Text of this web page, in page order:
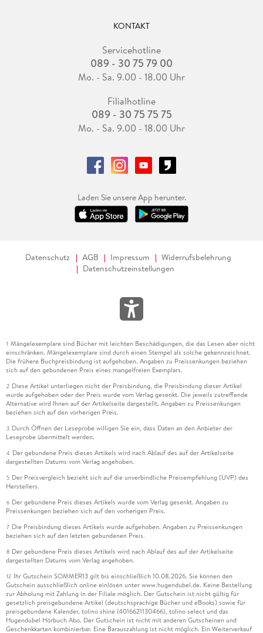
KONTAKT
Servicehotline
089 - 30 75 79 00
Mo. - Sa. 9.00 - 18.00 Uhr
Filialhotline
089 - 30 75 75 75
Mo. - Sa. 9.00 - 18.00 Uhr
Laden Sie unsere App herunter.
Datenschutz AGB Impressum
Widerrufsbelehrung
Datenschutzeinstellungen
1 Mängelexemplare sind Bücher mit leichten Beschädigungen, die das Lesen aber nicht
einschränken. Mängelexemplare sind durch einen Stempel als solche gekennzeichnet.
Die frühere Buchpreisbindung ist aufgehoben. Angaben zu Preissenkungen beziehen
sich auf den gebundenen Preis eines mangelfreien Exemplars.
2 Diese Artikel unterliegen nicht der Preisbindung, die Preisbindung dieser Artikel
wurde aufgehoben oder der Preis wurde vom Verlag gesenkt. Die jeweils zutreffende
Alternative wird Ihnen auf der Artikelseite dargestellt. Angaben zu Preissenkungen
beziehen sich auf den vorherigen Preis.
3 Durch Öffnen der Leseprobe willigen Sie ein, dass Daten an den Anbieter der
Leseprobe übermittelt werden.
4 Der gebundene Preis dieses Artikels wird nach Ablauf des auf der Artikelseite
dargestellten Datums vom Verlag angehoben.
5 Der Preisvergleich bezieht sich auf die unverbindliche Preisempfehlung (UVP) des
Herstellers.
6 Der gebundene Preis dieses Artikels wurde vom Verlag gesenkt. Angaben zu
Preissenkungen beziehen sich auf den vorherigen Preis.
7 Die Preisbindung dieses Artikels wurde aufgehoben. Angaben zu Preissenkungen
beziehen sich auf den letzten gebundenen Preis.
8 Der gebundene Preis dieses Artikels wird nach Ablauf des auf der Artikelseite
dargestellten Datums vom Verlag angehoben.
12 Ihr Gutschein SOMMER13 gilt bis einschließlich 10.08.2026. Sie können den
Gutschein ausschließlich online einlösen unter www.hugendubel.de. Keine Bestellung
zur Abholung mit Zahlung in der Filiale möglich. Der Gutschein ist nicht gültig für
gesetzlich preisgebundene Artikel (deutschsprachige Bücher und eBooks) sowie für
preisgebundene Kalender, tolino shine (4016621130466), tolino select und das
Hugendubel Hörbuch Abo. Der Gutschein ist nicht mit anderen Gutscheinen und
Geschenkkarten kombinierbar. Eine Barauszahlung ist nicht möglich. Ein Weiterverkauf